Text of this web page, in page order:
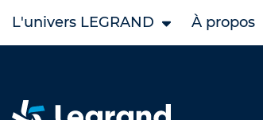
L'univers LEGRAND À propos